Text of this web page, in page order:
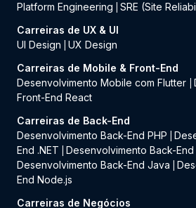
Platform Engineering
SRE (Site
Carreiras de UX & UI
UI Design
UX Design
Carreiras de Mobile & Front-End
Desenvolvimento Mobile com Flutter
Front-End React
Carreiras de Back-End
Desenvolvimento Back-End PHP
End .NET
Desenvolvimento Back-
Desenvolvimento Back-End Java
End Node.js
Carreiras de Negócios